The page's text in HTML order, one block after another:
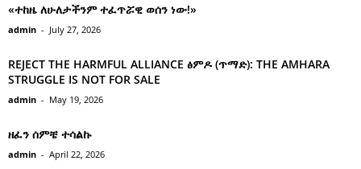
«ተከዜ ለሁለታችንም ተፈጥሯዊ ወሰን ነው!»
admin - July 27, 2026
REJECT THE HARMFUL ALLIANCE ፅምዶ (ጥማድ): THE AMHARA
STRUGGLE IS NOT FOR SALE
admin - May 19, 2026
ዘፈን ሰምቼ ተሳልኩ
admin - April 22, 2026